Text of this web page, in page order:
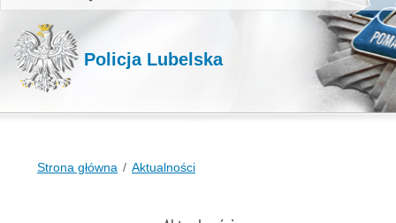
Policja Lubelska
Strona główna Aktualności